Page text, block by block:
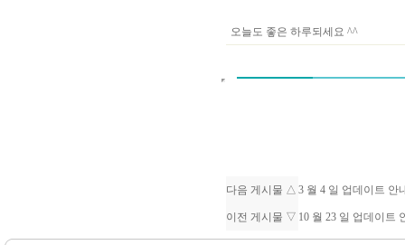
오늘도 좋은 하루되세요 ^^
다음 게시물 △ 3 월 4 일 업데이트 안
이전 게시물 ▽ 10 월 23 일 업데이트